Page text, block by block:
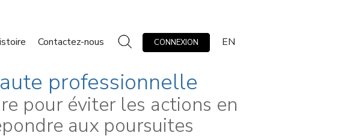
Contactez-nous CONNEXION EN
professionnelle
pour éviter les actions en
aux poursuites